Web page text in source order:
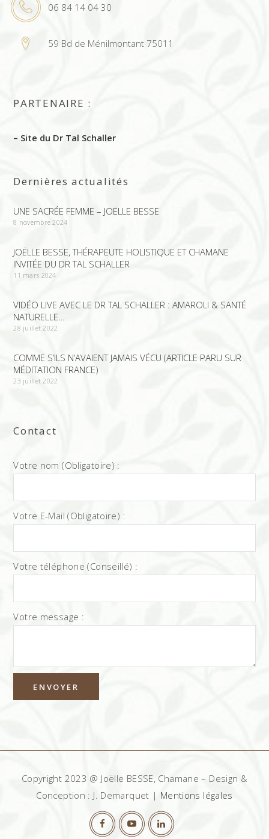
06 84 14 04 30
59 Bd de Ménilmontant 75011
PARTENAIRE :
– Site du Dr Tal Schaller
Dernières actualités
UNE SACRÉE FEMME – JOËLLE BESSE
8 novembre 2024
JOËLLE BESSE, THÉRAPEUTE HOLISTIQUE ET CHAMANE
INVITÉE DU DR TAL SCHALLER
11 mars 2024
VIDÉO LIVE AVEC LE DR TAL SCHALLER : AMAROLI & SANTÉ
NATURELLE…
28 juillet 2022
COMME S’ILS N’AVAIENT JAMAIS VÉCU (ARTICLE PARU SUR
MÉDITATION FRANCE)
23 juillet 2022
Contact
Votre nom (Obligatoire) :
Votre E-Mail (Obligatoire) :
Votre téléphone (Conseillé) :
Votre message :
Copyright 2023 @ Joëlle BESSE, Chamane – Design &
Conception : J. Demarquet | Mentions légales